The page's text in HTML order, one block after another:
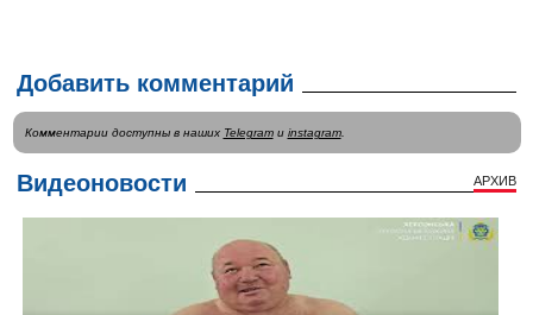
Добавить комментарий
Комментарии доступны в наших Telegramи instagram.
Видеоновости АРХИВ